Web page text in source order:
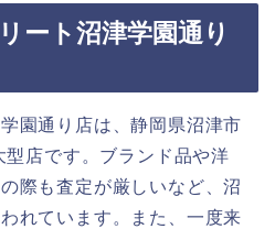
ート沼津学園通り
園通り店は、静岡県沼津市
店です。ブランド品や洋
際も査定が厳しいなど、沼
れています。また、一度来